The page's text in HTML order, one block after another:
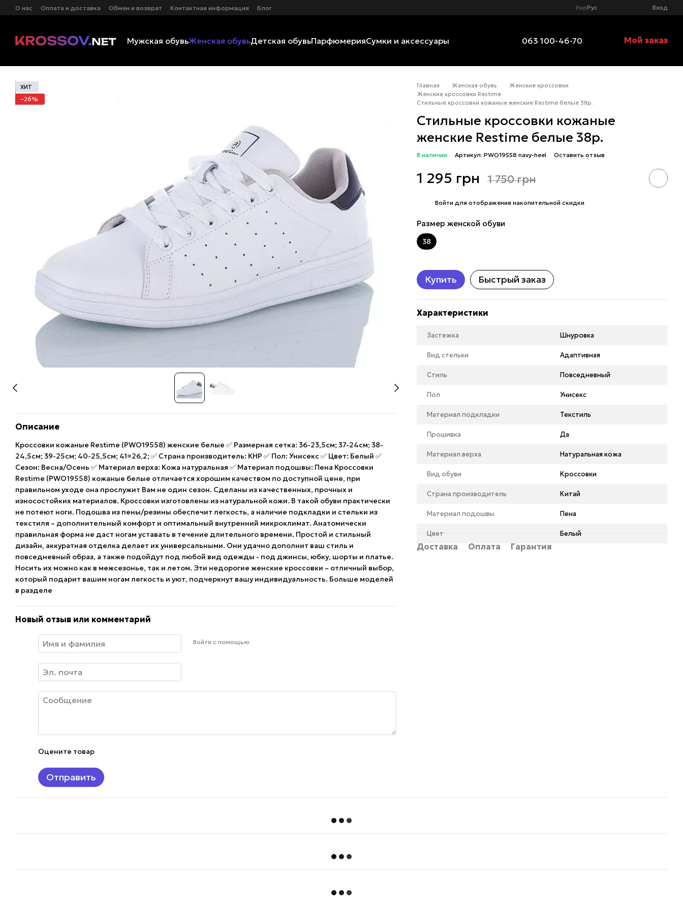
Перейти к основному контенту
О нас Оплата и доставка Обмен и возврат Контактная информация Блог УкрРус Вход
Мужская обувьЖенская обувьДетская обувьПарфюмерияСумки и аксессуары 063 100-46-70 Мой заказ
ХИТ
−26%
Описание
Кроссовки кожаные Restime (PWO19558) женские белые ✅ Размерная сетка: 36-23,5см; 37-24см; 38-
24,5см; 39-25см; 40-25,5см; 41=26,2; ✅ Страна производитель: КНР ✅ Пол: Унисекс ✅ Цвет: Белый ✅
Сезон: Весна/Осень ✅ Материал верха: Кожа натуральная ✅ Материал подошвы: Пена Кроссовки
Restime (PWO19558) кожаные белые отличается хорошим качеством по доступной цене, при
правильном уходе она прослужит Вам не один сезон. Сделаны из качественных, прочных и
износостойких материалов. Кроссовки изготовлены из натуральной кожи. В такой обуви практически
не потеют ноги. Подошва из пены/резины обеспечит легкость, а наличие подкладки и стельки из
текстиля – дополнительный комфорт и оптимальный внутренний микроклимат. Анатомически
правильная форма не даст ногам уставать в течение длительного времени. Простой и стильный
дизайн, аккуратная отделка делает их универсальными. Они удачно дополнит ваш стиль и
повседневный образ, а также подойдут под любой вид одежды - под джинсы, юбку, шорты и платье.
Носить их можно как в межсезонье, так и летом. Эти недорогие женские кроссовки – отличный выбор,
который подарит вашим ногам легкость и уют, подчеркнут вашу индивидуальность. Больше моделей
в разделе
Новый отзыв или комментарий
Войти с помощью
Оцените товар
Отправить
Главная Женская обувь
Женские кроссовки
Женские кроссовки Restime
Стильные кроссовки кожаные женские Restime белые 38р.
Стильные кроссовки кожаные
женские Restime белые 38р.
В наличии Артикул: PWO19558 navy-heel Оставить отзыв
1 295 грн 1 750 грн
Войти для отображения накопительной скидки
Размер женской обуви
38
Купить Быстрый заказ
Характеристики
Застежка Шнуровка
Вид стельки Адаптивная
Стиль Повседневный
Пол Унисекс
Материал подкладки Текстиль
Прошивка Да
Материал верха Натуральная кожа
Вид обуви Кроссовки
Страна производитель Китай
Материал подошвы Пена
Цвет Белый
Доставка Оплата Гарантия